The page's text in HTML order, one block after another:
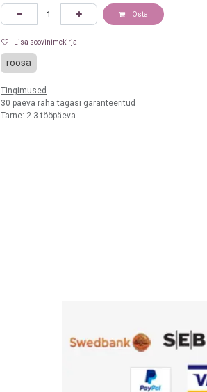
Osta
Lisa soovinimekirja
roosa
Tingimused
30 päeva raha tagasi garanteeritud
Tarne: 2-3 tööpäeva